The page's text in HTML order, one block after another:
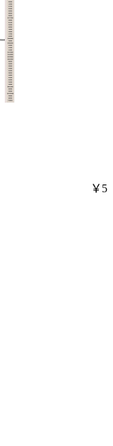
￥5